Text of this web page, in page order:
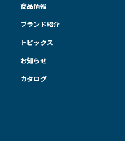
商品情報
ブランド紹介
トピックス
お知らせ
カタログ